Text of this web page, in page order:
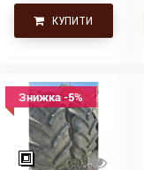
КУПИТИ
Знижка -5%